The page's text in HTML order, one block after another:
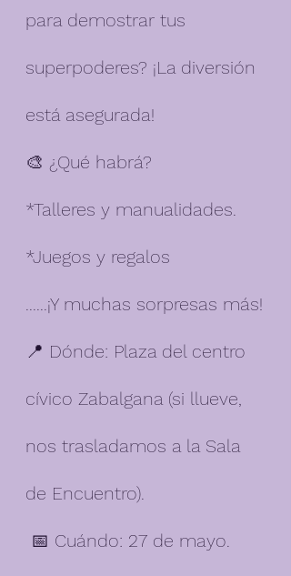
para demostrar tus
superpoderes? ¡La diversión
está asegurada!
🎨 ¿Qué habrá?
*Talleres y manualidades.
*Juegos y regalos
......¡Y muchas sorpresas más!
📍 Dónde: Plaza del centro
cívico Zabalgana (si llueve,
nos trasladamos a la Sala
de Encuentro).
📅 Cuándo: 27 de mayo.